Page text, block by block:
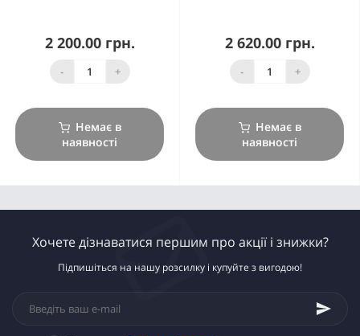
2 200.00 грн.
- +
Немає в
наявності
2 620.00 грн.
- +
Немає в
наявності
Хочете дізнаватися першим про акції і знижки?
Підпишіться на нашу розсилку і купуйте з вигодою!